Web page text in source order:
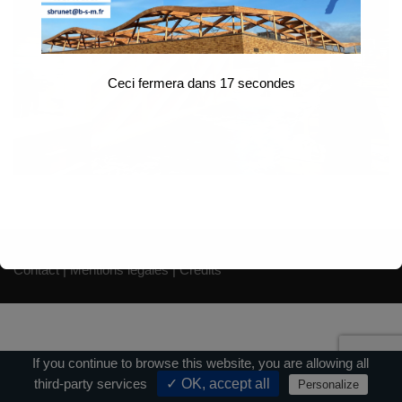
Contact|Mentions légales|Crédits
Ceci fermera dans 17secondes
If you continue to browse this website, you are allowing all
third-party services
✓ OK, accept all Personalize